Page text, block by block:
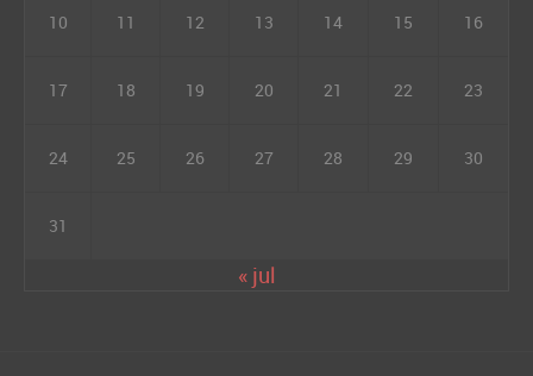
10 11 12 13 14 15 16
17 18 19 20 21 22 23
24 25 26 27 28 29 30
31
« jul